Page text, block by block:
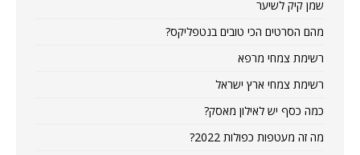
שמן קיק לשיער
מהם הסרטים הכי טובים בנטפליקס?
רשימת צמחי מרפא
רשימת צמחי ארץ ישראל
כמה כסף יש לאילון מאסק?
מה זה מעטפות כפולות 2022?